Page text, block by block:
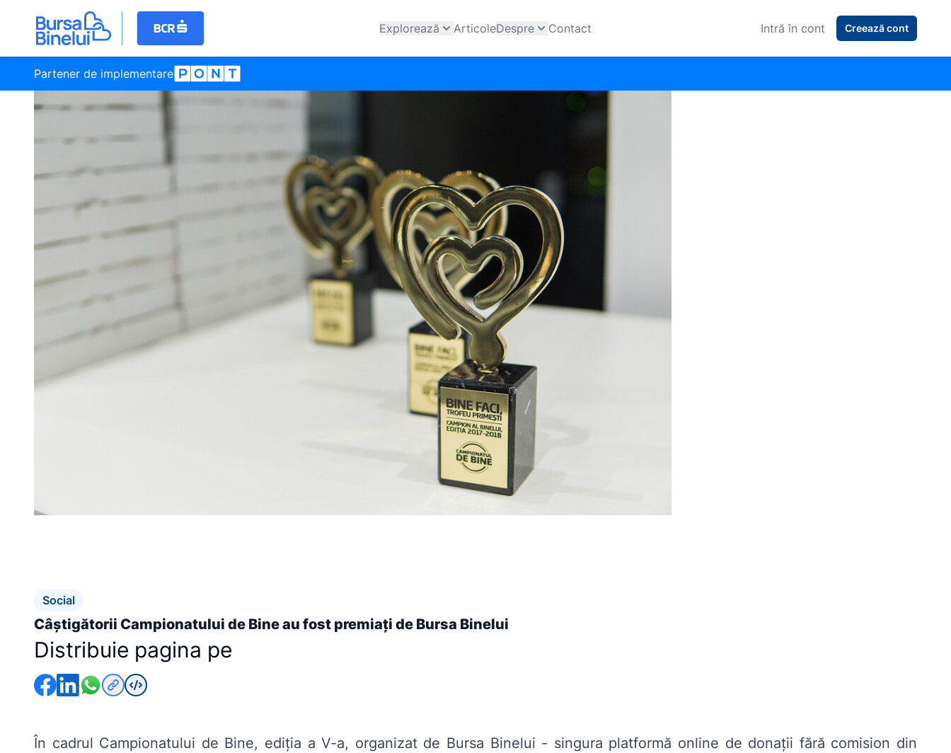
Explorează ArticoleDespre Contact Intră în cont Creează cont
Partener de implementare
Social
Câștigătorii Campionatului de Bine au fost premiați de Bursa Binelui
Distribuie pagina pe
În cadrul Campionatului de Bine, ediția a V-a, organizat de Bursa Binelui - singura platformă online de donații fără comision din